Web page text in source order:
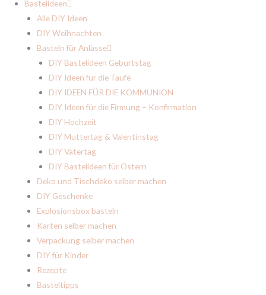
Bastelideen
Alle DIY Ideen
DIY Weihnachten
Basteln für Anlässe
DIY Bastelideen Geburtstag
DIY Ideen für die Taufe
DIY IDEEN FÜR DIE KOMMUNION
DIY Ideen für die Firmung – Konfirmation
DIY Hochzeit
DIY Muttertag & Valentinstag
DIY Vatertag
DIY Bastelideen für Ostern
Deko und Tischdeko selber machen
DIY Geschenke
Explosionsbox basteln
Karten selber machen
Verpackung selber machen
DIY für Kinder
Rezepte
Basteltipps